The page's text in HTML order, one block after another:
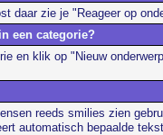
daar zie je "Reageer op
een categorie?
en klik op "Nieuw
reeds smilies zien
automatisch bepaalde